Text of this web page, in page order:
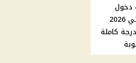
دخول
امتحانات الدور الثاني 2026
كاملة